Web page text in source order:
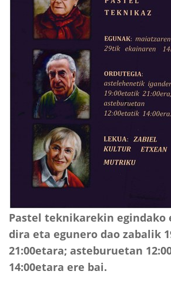
Pastel teknikarekin
dira eta egunero dao zabalik
21:00etara; asteburuetan
14:00etara ere bai.